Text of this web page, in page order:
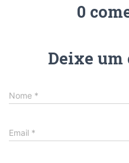
0
Deixe
Nome *
Email *